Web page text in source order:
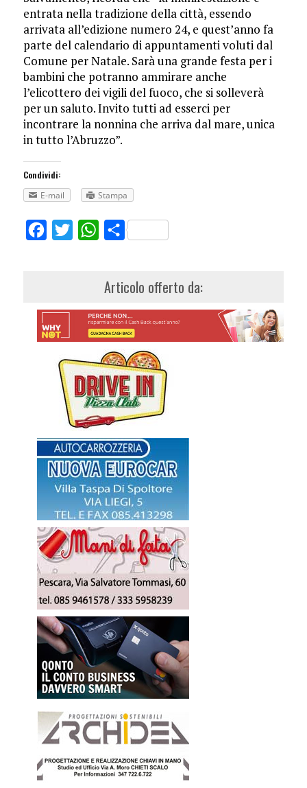
entrata nella tradizione della città, essendo
arrivata all’edizione numero 24, e quest’anno fa
parte del calendario di appuntamenti voluti dal
Comune per Natale. Sarà una grande festa per i
bambini che potranno ammirare anche
l’elicottero dei vigili del fuoco, che si solleverà
per un saluto. Invito tutti ad esserci per
incontrare la nonnina che arriva dal mare, unica
in tutto l’Abruzzo”.
Condividi:
E-mail
Stampa
FacebookTwitterWhatsApp
Share
Articolo offerto da: